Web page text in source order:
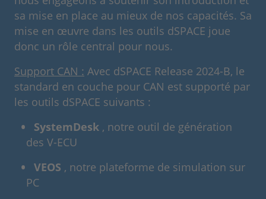
sa mise en place au mieux de nos capacités. Sa
mise en œuvre dans les outils dSPACE joue
donc un rôle central pour nous.
Support CAN : Avec dSPACE Release 2024-B, le
standard en couche pour CAN est supporté par
les outils dSPACE suivants :
SystemDesk , notre outil de génération
des V-ECU
VEOS , notre plateforme de simulation sur
PC